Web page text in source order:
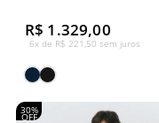
R$ 1.329,00
6x de R$ 221,50 sem juros
30%
OFF